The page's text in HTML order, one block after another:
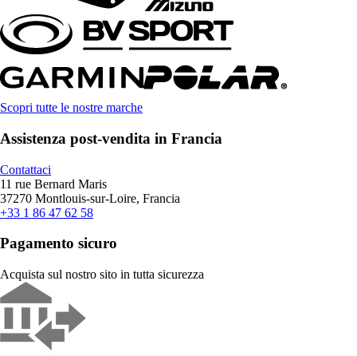
Scopri tutte le nostre marche
Assistenza post-vendita in Francia
Contattaci
11 rue Bernard Maris
37270 Montlouis-sur-Loire, Francia
+33 1 86 47 62 58
Pagamento sicuro
Acquista sul nostro sito in tutta sicurezza